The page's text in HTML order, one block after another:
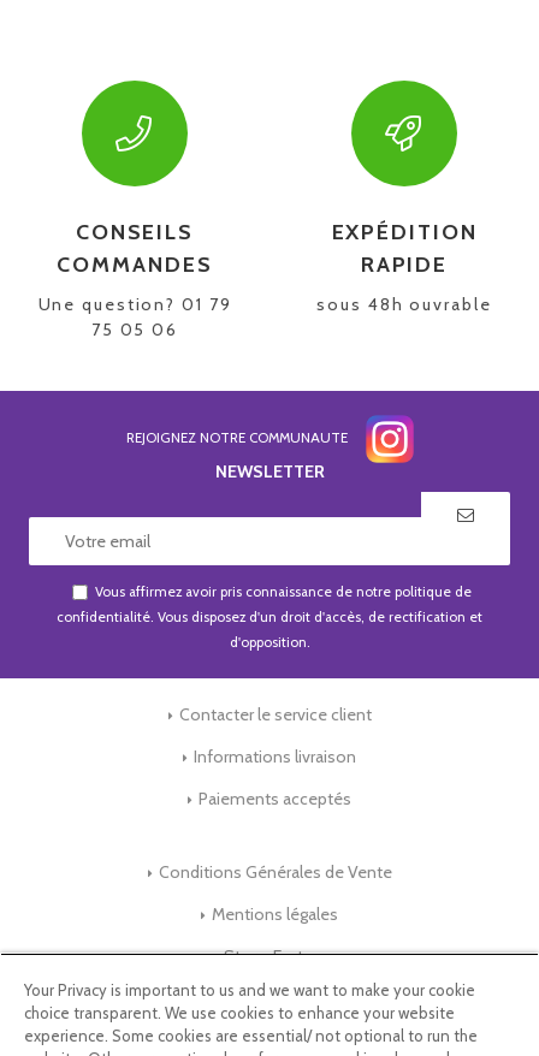
CONSEILS
COMMANDES
Une question? 01 79
75 05 06
EXPÉDITION
RAPIDE
sous 48h ouvrable
REJOIGNEZ NOTRE COMMUNAUTE
NEWSLETTER
Vous affirmez avoir pris connaissance de notre politique de
confidentialité. Vous disposez d'un droit d'accès, de rectification et
d'opposition.
Contacter le service client
Informations livraison
Paiements acceptés
Conditions Générales de Vente
Mentions légales
Store-Factory
Qui Sommes nous ?
Your Privacy is important to us and we want to make your cookie
choice transparent. We use cookies to enhance your website
experience. Some cookies are essential/ not optional to run the